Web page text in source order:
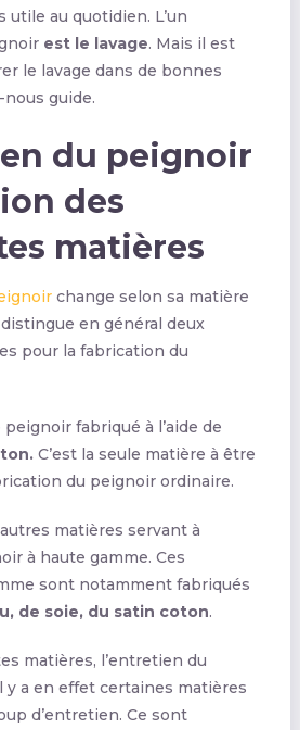
au quotidien. L’un
est le lavage. Mais il est
le lavage dans de bonnes
guide.
du peignoir
des
matières
change selon sa matière
en général deux
pour la fabrication du
peignoir fabriqué à l’aide de
C’est la seule matière à être
du peignoir ordinaire.
matières servant à
à haute gamme. Ces
sont notamment fabriqués
de soie, du satin coton.
matières, l’entretien du
y a en effet certaines matières
d’entretien. Ce sont